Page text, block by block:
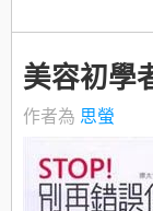
美容初學
作者為 思螢